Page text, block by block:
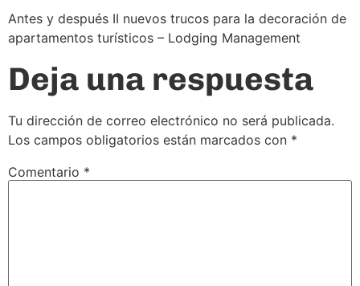
Antes y después II nuevos trucos para la decoración de
apartamentos turísticos – Lodging Management
Deja una respuesta
Tu dirección de correo electrónico no será publicada.
Los campos obligatorios están marcados con *
Comentario *